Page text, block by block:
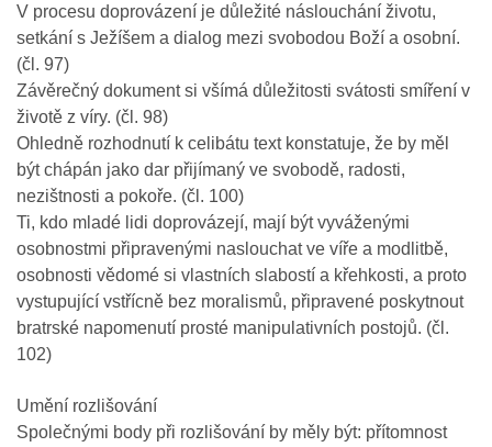
V procesu doprovázení je důležité náslouchání životu,
setkání s Ježíšem a dialog mezi svobodou Boží a osobní.
(čl. 97)
Závěrečný dokument si všímá důležitosti svátosti smíření v
životě z víry. (čl. 98)
Ohledně rozhodnutí k celibátu text konstatuje, že by měl
být chápán jako dar přijímaný ve svobodě, radosti,
nezištnosti a pokoře. (čl. 100)
Ti, kdo mladé lidi doprovázejí, mají být vyváženými
osobnostmi připravenými naslouchat ve víře a modlitbě,
osobnosti vědomé si vlastních slabostí a křehkosti, a proto
vystupující vstřícně bez moralismů, připravené poskytnout
bratrské napomenutí prosté manipulativních postojů. (čl.
102)
Umění rozlišování
Společnými body při rozlišování by měly být: přítomnost